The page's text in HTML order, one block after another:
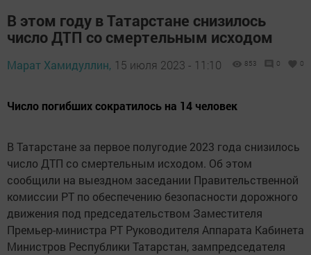
В этом году в Татарстане снизилось
число ДТП со смертельным исходом
Марат Хамидуллин, 15 июля 2023 - 11:10 853 0 0
Число погибших сократилось на 14 человек
В Татарстане за первое полугодие 2023 года снизилось
число ДТП со смертельным исходом. Об этом
сообщили на выездном заседании Правительственной
комиссии РТ по обеспечению безопасности дорожного
движения под председательством Заместителя
Премьер-министра РТ Руководителя Аппарата Кабинета
Министров Республики Татарстан, зампредседателя